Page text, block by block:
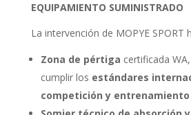
EQUIPAMIENTO SUMINISTRADO
La intervención de MOPYE SPORT
Zona de pértiga certificada
cumplir los estándares
competición y entrenamiento